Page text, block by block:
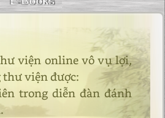
viện online vô vụ lợi,
thư viện được:
trong diễn đàn đánh